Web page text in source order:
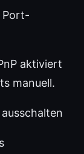
Port-
aktiviert
manuell.